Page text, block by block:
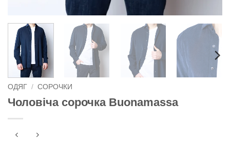
ОДЯГ / СОРОЧКИ
Чоловіча сорочка Buonamassa